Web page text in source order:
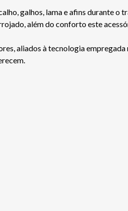
galhos, lama e afins durante o
além do conforto este
aliados à tecnologia empregada